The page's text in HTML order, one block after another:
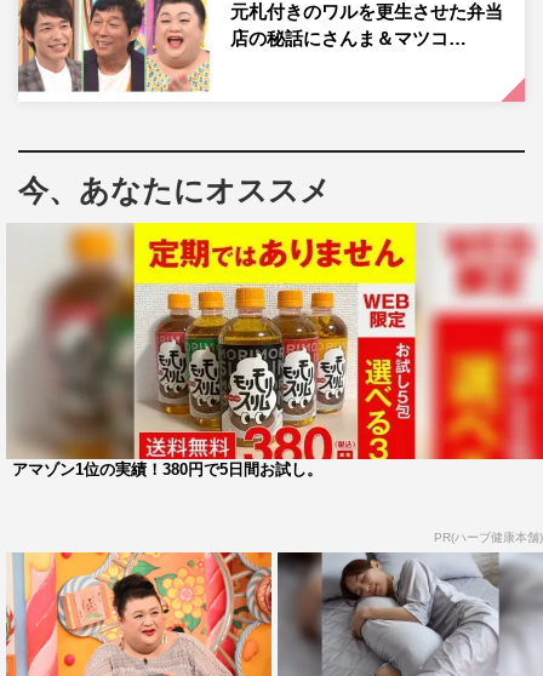
たという稲葉さんは、好みの服は自分で作ろうとファッシ
ョンのデザインを学んだという。そこで稲葉さんから日本
産シルクの歴史や、その質の高さを解説してもらう。
の在来種や、日本で品種改良され、傑作と言われてい
る“三眠蚕（さんみんさん）”やサンゴの遺伝子を組み込ん
で作られた“GN7×GCS7”など、知る人ぞ知る繭も紹介して
もらう。
また、手ごろな価格で買うことができるシルク製品やその
効能も聞く。さらにシルクを入れて作られたプリンも登場
し、マツコを驚かせる。そして稲葉さんがデザインしたシ
ルクのガウンをまとったマツコは、優しく包み込むシルク
の感覚に感激する。
元札付きのワルを更生させた弁当
店の秘話にさんま＆マツコ…
今、あなたにオススメ
アマゾン1位の実績！380円で5日間お試し。
PR(ハーブ健康本舗)